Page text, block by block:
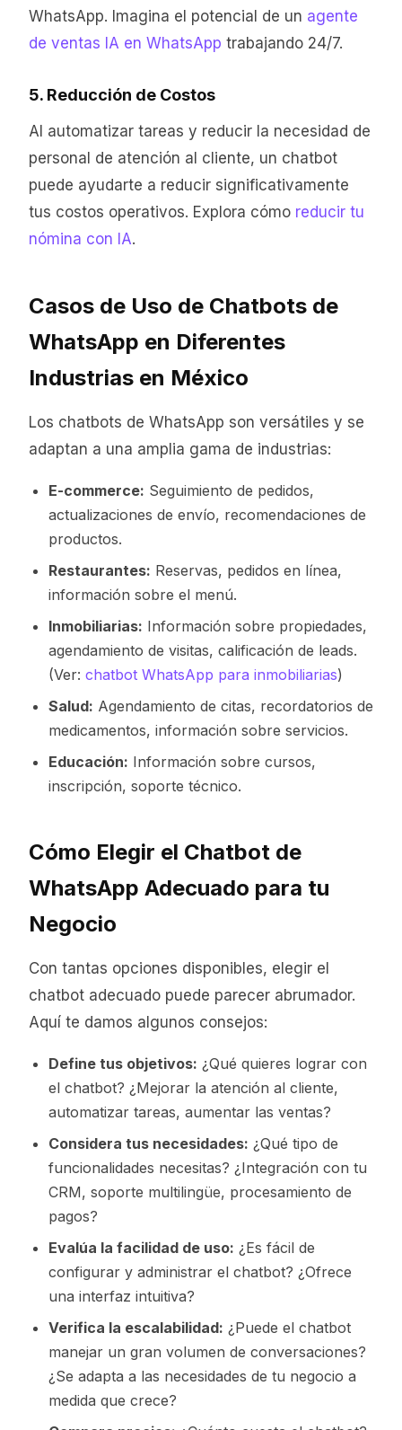
WhatsApp. Imagina el potencial de un agente
de ventas IA en WhatsApp trabajando 24/7.
5. Reducción de Costos
Al automatizar tareas y reducir la necesidad de
personal de atención al cliente, un chatbot
puede ayudarte a reducir significativamente
tus costos operativos. Explora cómo reducir tu
nómina con IA.
Casos de Uso de Chatbots de
WhatsApp en Diferentes
Industrias en México
Los chatbots de WhatsApp son versátiles y se
adaptan a una amplia gama de industrias:
E-commerce: Seguimiento de pedidos,
actualizaciones de envío, recomendaciones de
productos.
Restaurantes: Reservas, pedidos en línea,
información sobre el menú.
Inmobiliarias: Información sobre propiedades,
agendamiento de visitas, calificación de leads.
(Ver: chatbot WhatsApp para inmobiliarias)
Salud: Agendamiento de citas, recordatorios de
medicamentos, información sobre servicios.
Educación: Información sobre cursos,
inscripción, soporte técnico.
Cómo Elegir el Chatbot de
WhatsApp Adecuado para tu
Negocio
Con tantas opciones disponibles, elegir el
chatbot adecuado puede parecer abrumador.
Aquí te damos algunos consejos:
Define tus objetivos: ¿Qué quieres lograr con
el chatbot? ¿Mejorar la atención al cliente,
automatizar tareas, aumentar las ventas?
Considera tus necesidades: ¿Qué tipo de
funcionalidades necesitas? ¿Integración con tu
CRM, soporte multilingüe, procesamiento de
pagos?
Evalúa la facilidad de uso: ¿Es fácil de
configurar y administrar el chatbot? ¿Ofrece
una interfaz intuitiva?
Verifica la escalabilidad: ¿Puede el chatbot
manejar un gran volumen de conversaciones?
¿Se adapta a las necesidades de tu negocio a
medida que crece?